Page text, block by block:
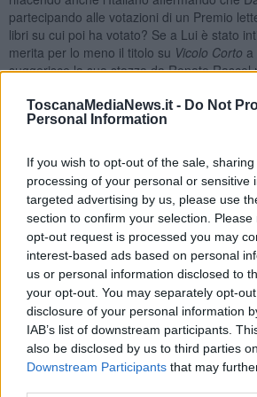
ToscanaMediaNews.it - Do Not
Personal Information
If you wish to opt-out of the sale,
processing of your personal or sensitive
targeted advertising by us, please use
section to confirm your selection.
opt-out request is processed you may
interest-based ads based on personal
us or personal information disclosed to
your opt-out. You may separately opt-
disclosure of your personal information
IAB’s list of downstream participants.
also be disclosed by us to third parties
Downstream Participants that may
partecipando alle votazioni di un Premio
libri su cui poi ha votato? Se a Lui è stato
merita per lo meno il titolo su Vicolo Corto
suggerisce la sua stazza da Renato
Perché al Ministro delle infrastrutture è già
ponte sullo Stretto e per il Ministro
stazione ferroviaria di Roma!
caciara, come ha appena insegnato il
che, pur di distrarre gli italiani da serissimi
complotto contro tua sorella Arianna!
E poi?! Quali saranno mai questi problemi
si parlasse in agosto, in Italia?
Dell’effetto serra, di cui tu e tutti i potenti
infischiando? Dei morti per il caldo o per il
benzina e del costo dei carburanti che
lamentele dei balneari anche di fronte
dal tuo governo? Della peste suina che
del controllo da parte dei piani alti? Dei
dell’arretratezza delle infrastrutture, a